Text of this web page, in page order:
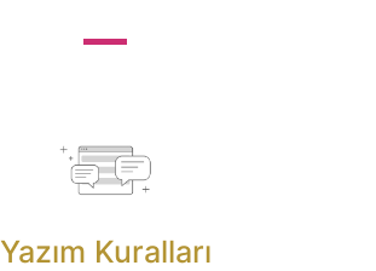
Yazım Kuralları